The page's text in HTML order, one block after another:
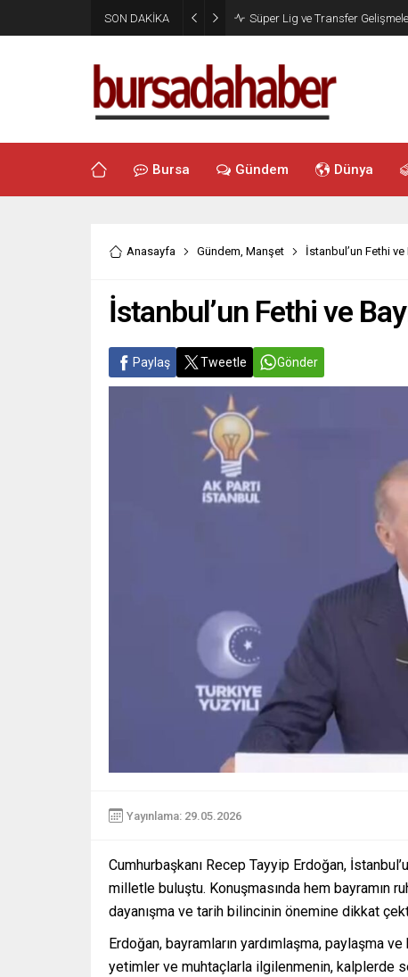
SON DAKİKA Süper Lig ve Transfer
Bursa Gündem Dünya
Anasayfa Gündem, Manşet İstanbul’un Fethi
İstanbul’un Fethi ve
Paylaş Tweetle Gönder
Yayınlama: 29.05.2026
Cumhurbaşkanı Recep Tayyip Erdoğan,
milletle buluştu. Konuşmasında hem bayramın
dayanışma ve tarih bilincinin önemine dikkat
Erdoğan, bayramların yardımlaşma, paylaşma
yetimler ve muhtaçlarla ilgilenmenin, kalplerde